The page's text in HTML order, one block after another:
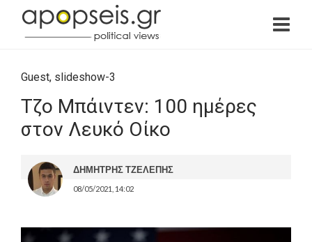
Guest, slideshow-3
Τζο Μπάιντεν: 100 ημέρες
στον Λευκό Οίκο
ΔΗΜΗΤΡΗΣ ΤΖΕΛΕΠΗΣ
08/05/2021, 14:02